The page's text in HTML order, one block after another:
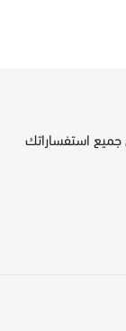
جميع استفساراتك